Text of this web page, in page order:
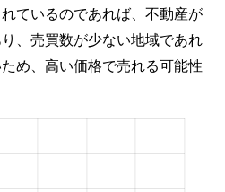
ているのであれば、不動産が
、売買数が少ない地域であれ
め、高い価格で売れる可能性